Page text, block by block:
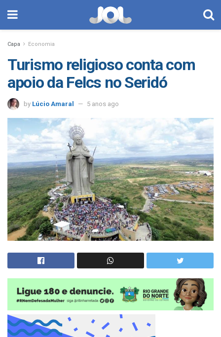
Capa Economia
Turismo religioso conta com
apoio da Felcs no Seridó
by Lúcio Amaral 5 anos ago